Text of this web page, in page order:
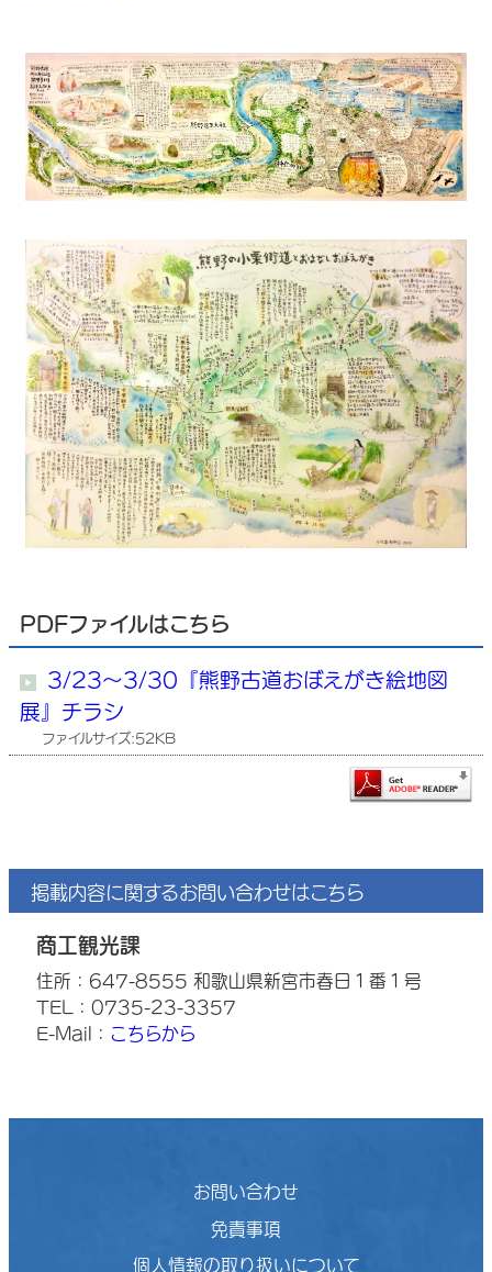
PDFファイルはこちら
3/23～3/30『熊野古道おぼえがき絵地図
展』チラシ
ファイルサイズ:52KB
掲載内容に関するお問い合わせはこちら
商工観光課
住所：647-8555 和歌山県新宮市春日１番１号
TEL：0735-23-3357
E-Mail： こちらから
お問い合わせ
免責事項
個人情報の取り扱いについて